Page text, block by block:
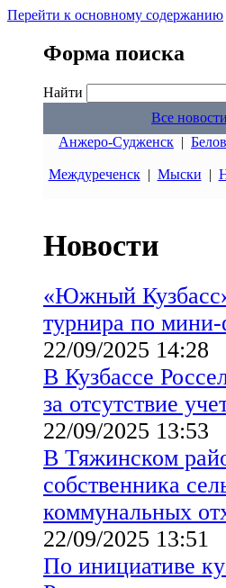
Перейти к основному содержанию
Форма поиска
Найти
Все новости
Анжеро-Судженск |
Междуреченск| Мыски |
Новости
«Южный
турнира по
22/09/2025 14:28
В Кузбассе
за отсутствие
22/09/2025 13:53
В Тяжинском
собственника
коммунальных
22/09/2025 13:51
По инициативе